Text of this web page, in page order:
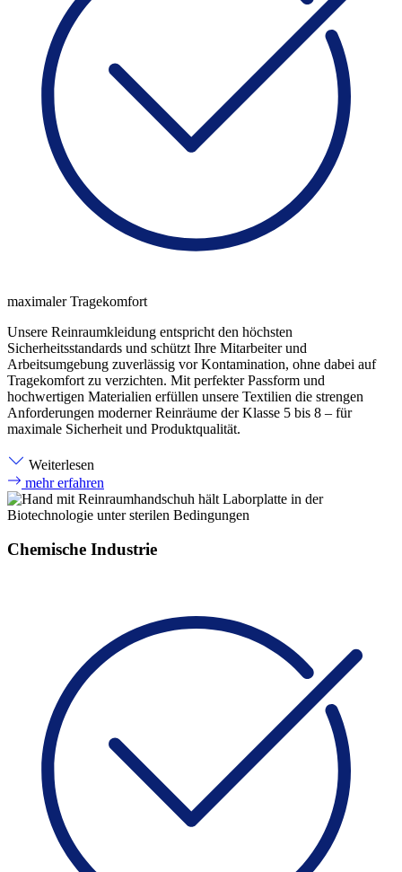
maximaler Tragekomfort
Unsere Reinraumkleidung entspricht den höchsten
Sicherheitsstandards und schützt Ihre Mitarbeiter und
Arbeitsumgebung zuverlässig vor Kontamination, ohne dabei auf
Tragekomfort zu verzichten. Mit perfekter Passform und
hochwertigen Materialien erfüllen unsere Textilien die strengen
Anforderungen moderner Reinräume der Klasse 5 bis 8 – für
maximale Sicherheit und Produktqualität.
Weiterlesen
mehr erfahren
Chemische Industrie